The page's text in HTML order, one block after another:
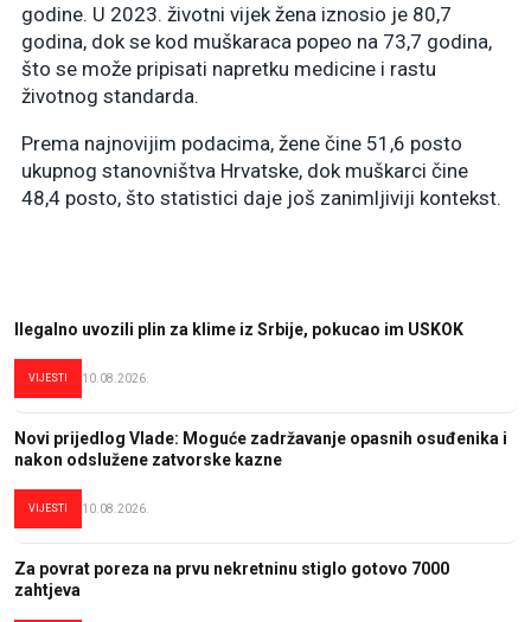
godine. U 2023. životni vijek žena iznosio je 80,7
godina, dok se kod muškaraca popeo na 73,7 godina,
što se može pripisati napretku medicine i rastu
životnog standarda.
Prema najnovijim podacima, žene čine 51,6 posto
ukupnog stanovništva Hrvatske, dok muškarci čine
48,4 posto, što statistici daje još zanimljiviji kontekst.
Ilegalno uvozili plin za klime iz Srbije, pokucao im USKOK
VIJESTI 10.08.2026.
Novi prijedlog Vlade: Moguće zadržavanje opasnih osuđenika i
nakon odslužene zatvorske kazne
VIJESTI 10.08.2026.
Za povrat poreza na prvu nekretninu stiglo gotovo 7000
zahtjeva